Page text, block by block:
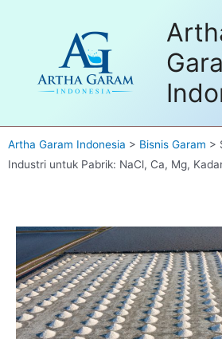
Artha Garam Indonesia > Bisnis Garam >
Industri untuk Pabrik: NaCl, Ca, Mg,
Dapatkan FREE Sample untuk
pembelian pertama. Hubungi